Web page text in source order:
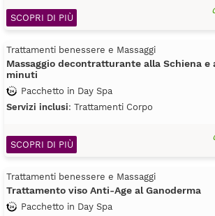
SCOPRI DI PIÙ
Trattamenti benessere e Massaggi
Massaggio decontratturante alla Schiena e
minuti
Pacchetto in Day Spa
Servizi inclusi: Trattamenti Corpo
SCOPRI DI PIÙ
Trattamenti benessere e Massaggi
Trattamento viso Anti-Age al Ganoderma
Pacchetto in Day Spa